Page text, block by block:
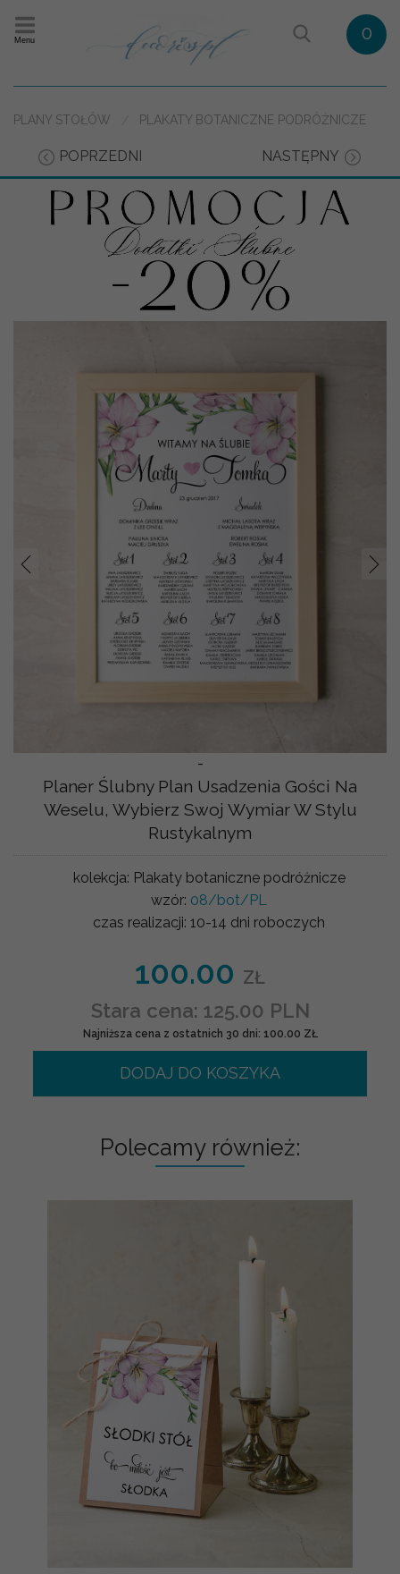
Menu 0
PLANY STOŁÓW PLAKATY BOTANICZNE PODRÓŻNICZE
POPRZEDNI NASTĘPNY
-
Prev
Planer Ślubny Plan Usadzenia Gości Na
Weselu, Wybierz Swoj Wymiar W Stylu
Rustykalnym
kolekcja: Plakaty botaniczne podróżnicze
wzór: 08/bot/PL
czas realizacji: 10-14 dni roboczych
100.00 ZŁ
Stara cena: 125.00 PLN
Najniższa cena z ostatnich 30 dni: 100.00 ZŁ
DODAJ DO KOSZYKA
Polecamy również: